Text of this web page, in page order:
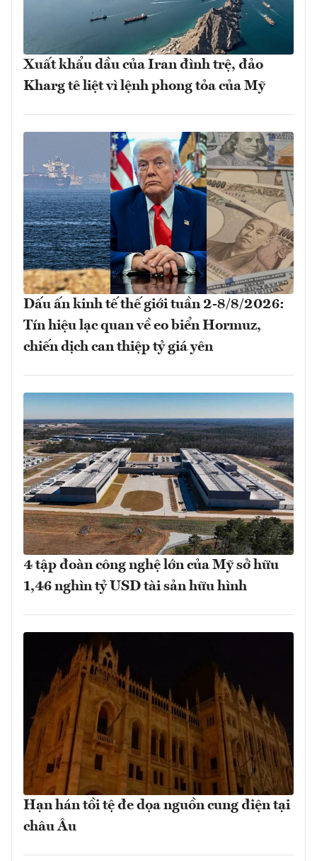
Xuất khẩu dầu của Iran đình trệ, đảo
Kharg tê liệt vì lệnh phong tỏa của Mỹ
Dấu ấn kinh tế thế giới tuần 2-8/8/2026:
Tín hiệu lạc quan về eo biển Hormuz,
chiến dịch can thiệp tỷ giá yên
4 tập đoàn công nghệ lớn của Mỹ sở hữu
1,46 nghìn tỷ USD tài sản hữu hình
Hạn hán tồi tệ đe dọa nguồn cung điện tại
châu Âu